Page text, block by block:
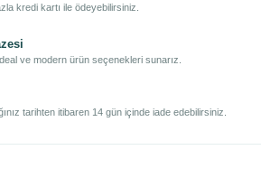
kredi kartı ile ödeyebilirsiniz.
ve modern ürün seçenekleri sunarız.
tarihten itibaren 14 gün içinde iade edebilirsiniz.